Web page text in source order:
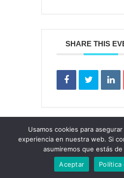
SHARE THIS
© 2022
Usamos cookies para
experiencia en nuestra web. Si
asumiremos que estás
Aceptar
Política